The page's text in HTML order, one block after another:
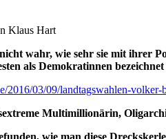
Klaus Hart
wahr, wie sehr sie mit ihrer
als Demokratinnen
2016/03/09/landtagswahlen-
Multimillionärin,
wie man diese